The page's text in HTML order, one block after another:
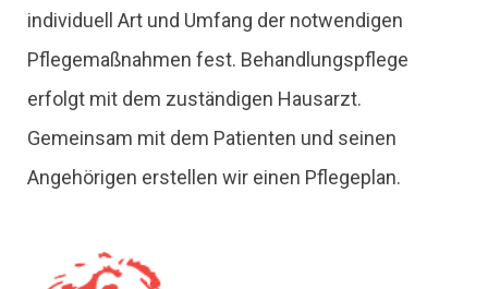
individuell Art und Umfang der notwendigen
Pflegemaßnahmen fest. Behandlungspflege
erfolgt mit dem zuständigen Hausarzt.
Gemeinsam mit dem Patienten und seinen
Angehörigen erstellen wir einen Pflegeplan.